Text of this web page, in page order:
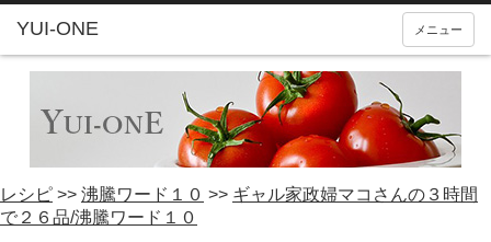
YUI-ONE メニュー
レシピ >> 沸騰ワード１０ >> ギャル家政婦マコさんの３時間
で２６品/沸騰ワード１０